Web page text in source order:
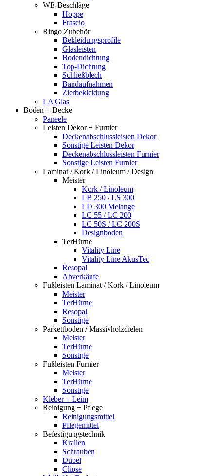
WE-Beschläge
Hoppe
Frascio
Ringo Zubehör
Bekleidungsprofile
Glasleisten
Bodendichtung
Top-Dichtung
Schließblech
Bandaufnahmen
Zierbekleidung
LA Glas
Boden + Decke
Paneele
Leisten Dekor + Furnier
Deckenabschlussleisten Dekor
Sonstige Leisten Dekor
Deckenabschlussleisten Furnier
Sonstige Leisten Furnier
Laminat / Kork / Linoleum / Design
Meister
Kork / Linoleum
LB 250 / LS 300
LD 300 Melange
LC 55 / LC 200
LC 50S / LC 200S
Designboden
TerHürne
Vitality Line
Vitality Line AkusTec
Resopal
Abverkäufe
Fußleisten Laminat / Kork / Linoleum
Meister
TerHürne
Resopal
Sonstige
Parkettboden / Massivholzdielen
Meister
TerHürne
Sonstige
Fußleisten Furnier
Meister
TerHürne
Sonstige
Kleber + Leim
Reinigung + Pflege
Reinigungsmittel
Pflegemittel
Befestigungstechnik
Krallen
Schrauben
Dübel
Clipse